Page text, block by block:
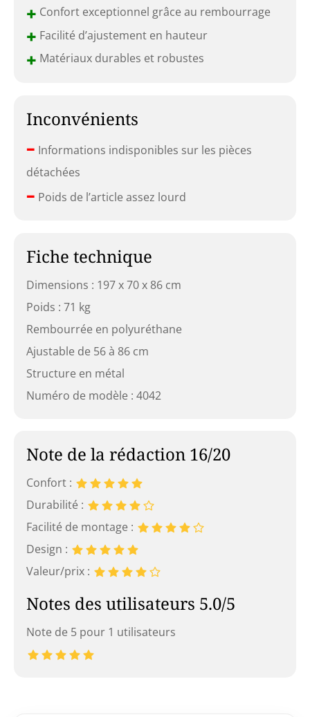
+ Confort exceptionnel grâce au rembourrage
+ Facilité d’ajustement en hauteur
+ Matériaux durables et robustes
Inconvénients
– Informations indisponibles sur les pièces
détachées
– Poids de l’article assez lourd
Fiche technique
Dimensions : 197 x 70 x 86 cm
Poids : 71 kg
Rembourrée en polyuréthane
Ajustable de 56 à 86 cm
Structure en métal
Numéro de modèle : 4042
Note de la rédaction 16/20
Confort :
Durabilité :
Facilité de montage :
Design :
Valeur/prix :
Notes des utilisateurs 5.0/5
Note de 5 pour 1 utilisateurs